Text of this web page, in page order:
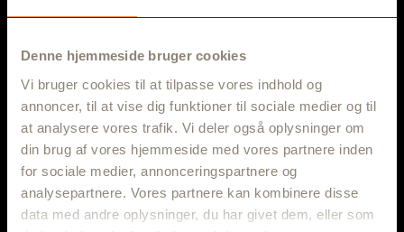
Denne hjemmeside bruger cookies
Vi bruger cookies til at tilpasse vores indhold og
annoncer, til at vise dig funktioner til sociale medier og til
at analysere vores trafik. Vi deler også oplysninger om
din brug af vores hjemmeside med vores partnere inden
for sociale medier, annonceringspartnere og
analysepartnere. Vores partnere kan kombinere disse
data med andre oplysninger, du har givet dem, eller som